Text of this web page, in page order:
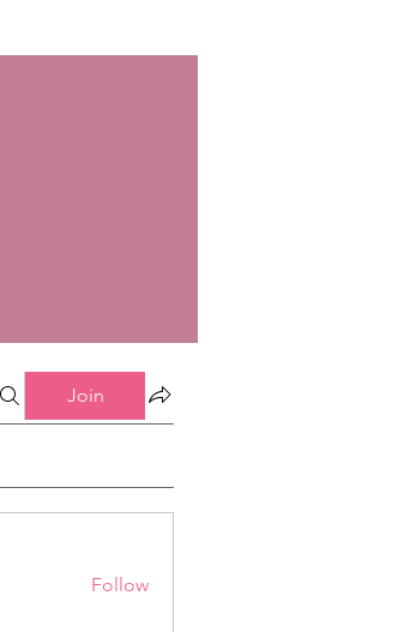
Join
Follow